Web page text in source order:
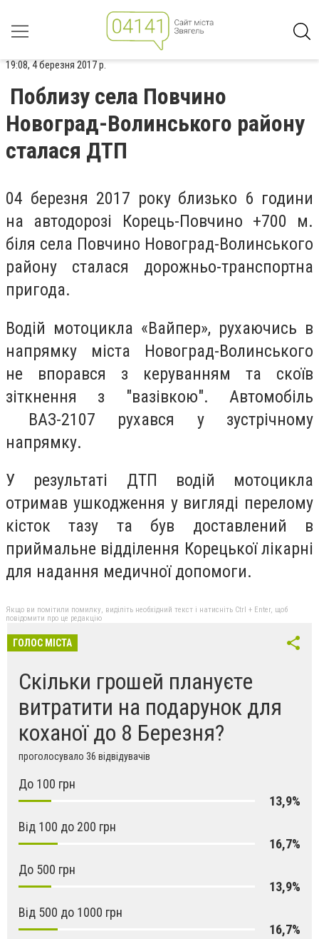
19:08, 4 березня 2017 р.
Поблизу села Повчино
Новоград-Волинського району
сталася ДТП
04 березня 2017 року близько 6 години
на автодорозі Корець-Повчино +700 м.
біля села Повчино Новоград-Волинського
району сталася дорожньо-транспортна
пригода.
Водій мотоцикла «Вайпер», рухаючись в
напрямку міста Новоград-Волинського
не впорався з керуванням та скоїв
зіткнення з "вазівкою". Автомобіль
ВАЗ-2107 рухався у зустрічному
напрямку.
У результаті ДТП водій мотоцикла
отримав ушкодження у вигляді перелому
кісток тазу та був доставлений в
приймальне відділення Корецької лікарні
для надання медичної допомоги.
Якщо ви помітили помилку, виділіть необхідний текст і натисніть Ctrl + Enter, щоб
повідомити про це редакцію
ГОЛОС МІСТА
Скільки грошей плануєте
витратити на подарунок для
коханої до 8 Березня?
проголосувало 36 відвідувачів
До 100 грн
13,9%
Від 100 до 200 грн
16,7%
До 500 грн
13,9%
Від 500 до 1000 грн
16,7%